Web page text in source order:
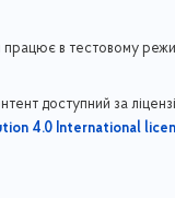
працює в тестовому
доступний за
4.0 International